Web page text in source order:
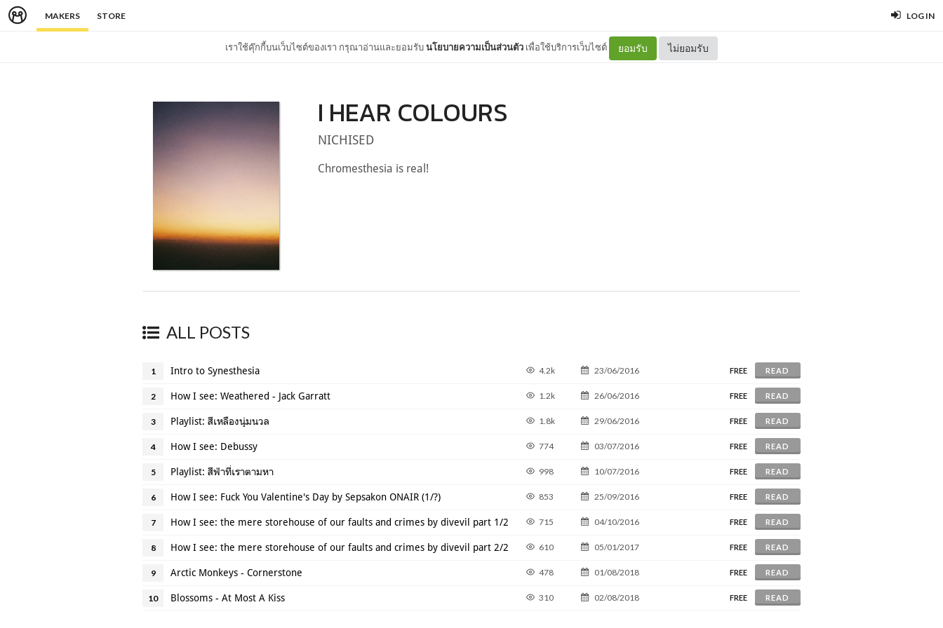
MAKERS STORE LOG IN
เราใช้คุ๊กกี้บนเว็บไซต์ของเรา กรุณาอ่านและยอมรับนโยบายความเป็นส่วนตัว เพื่อใช้บริการเว็บไซต์ ยอมรับ ไม่ยอมรับ
I HEAR COLOURS
NICHISED
Chromesthesia is real!
ALL POSTS
1 Intro to Synesthesia 4.2k 23/06/2016 FREE READ
2 How I see: Weathered - Jack Garratt 1.2k 26/06/2016 FREE READ
3 Playlist: สีเหลืองนุ่มนวล 1.8k 29/06/2016 FREE READ
4 How I see: Debussy 774 03/07/2016 FREE READ
5 Playlist: สีฟ้าที่เราตามหา 998 10/07/2016 FREE READ
6 How I see: Fuck You Valentine's Day by Sepsakon ONAIR (1/?) 853 25/09/2016 FREE READ
7 How I see: the mere storehouse of our faults and crimes by divevil part 1/2 715 04/10/2016 FREE READ
8 How I see: the mere storehouse of our faults and crimes by divevil part 2/2 610 05/01/2017 FREE READ
9 Arctic Monkeys - Cornerstone 478 01/08/2018 FREE READ
10 Blossoms - At Most A Kiss 310 02/08/2018 FREE READ